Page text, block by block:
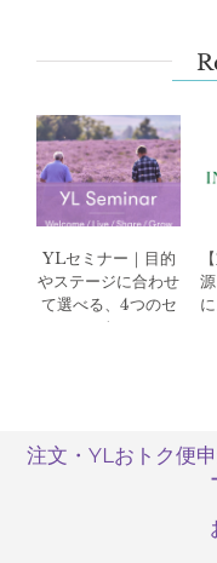
セ
シ
ャ
ル
オ
を
紹
注
YLセミナー｜目的
やステージに合わせ
て選べる、4つのセ
ミナー
注文・YLおトク便